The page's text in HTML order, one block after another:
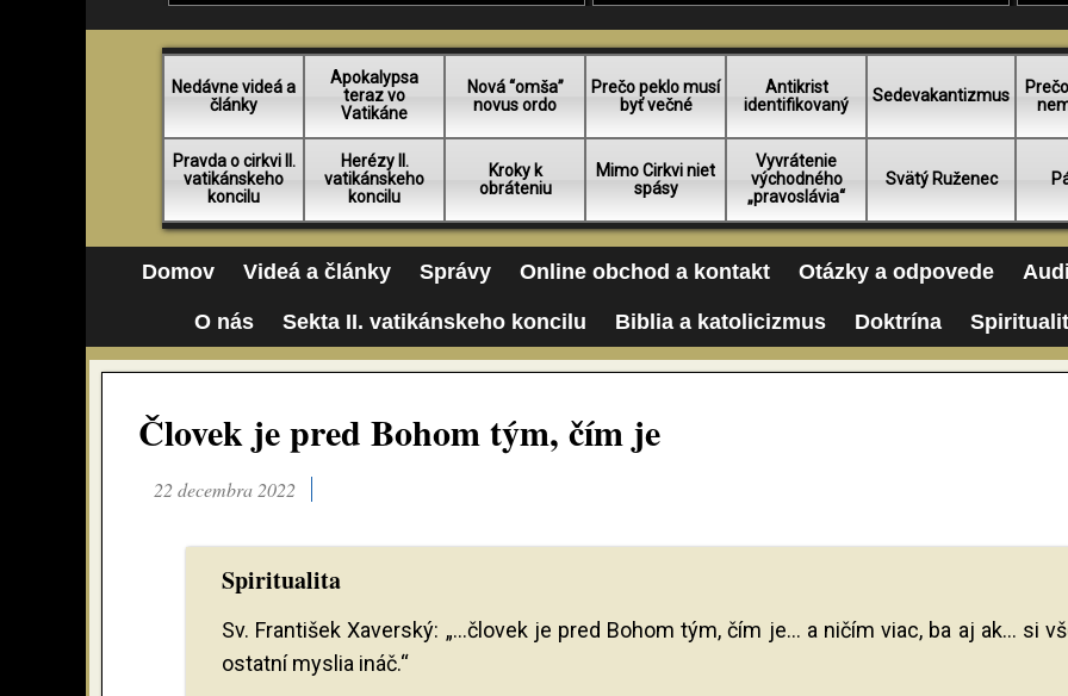
Nedávne videá a
články
Apokalypsa
teraz vo
Vatikáne
Nová “omša”
novus ordo
Prečo peklo musí
byť večné
Antikrist
identifikovaný
Sedevakantizmus
Pravda o cirkvi II.
vatikánskeho
koncilu
Herézy II.
vatikánskeho
koncilu
Kroky k
obráteniu
Mimo Cirkvi niet
spásy
Vyvrátenie
východného
„pravoslávia“
Svätý Ruženec
Domov Videá a články Správy Online obchod a kontakt Otázky a odpovede
O nás Sekta II. vatikánskeho koncilu Biblia a katolicizmus Doktrína
Človek je pred Bohom tým, čím je
22 decembra 2022
Spiritualita
Sv. František Xaverský: „...človek je pred Bohom tým, čím je... a ničím viac, ba aj ak... si
ostatní myslia ináč.“